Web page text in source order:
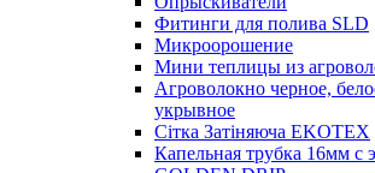
Фитинги для полива SLD
Микроорошение
Мини теплицы из
Агроволокно черное,
укрывное
Сітка Затіняюча EKOTEX
Капельная трубка 16мм с